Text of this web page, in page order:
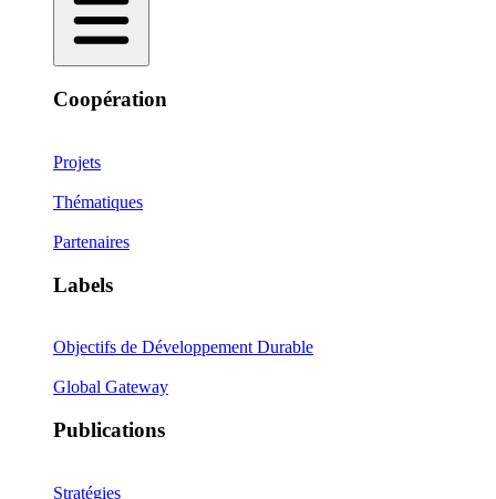
Coopération
Projets
Thématiques
Partenaires
Labels
Objectifs de Développement Durable
Global Gateway
Publications
Stratégies